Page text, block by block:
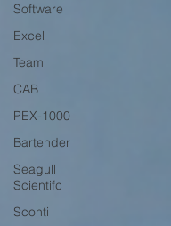
Software
Excel
Team
CAB
PEX-1000
Bartender
Seagull
Scientifc
Sconti